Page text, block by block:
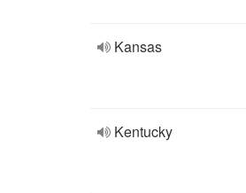
Kansas
Kentucky